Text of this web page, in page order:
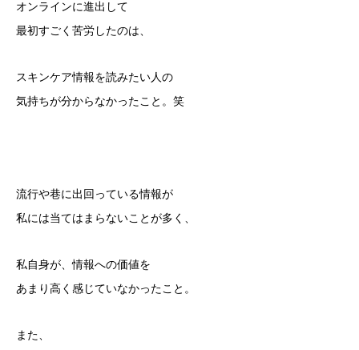
オンラインに進出して
最初すごく苦労したのは、
スキンケア情報を読みたい人の
気持ちが分からなかったこと。笑
流行や巷に出回っている情報が
私には当てはまらないことが多く、
私自身が、情報への価値を
あまり高く感じていなかったこと。
また、